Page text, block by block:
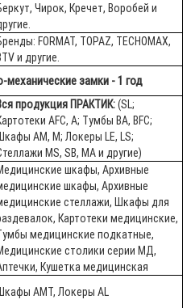
Чирок, Кречет, Воробей и
FORMAT, TOPAZ, TECHOMAX,
и другие.
механические замки - 1 год
продукция ПРАКТИК:(SL;
AFC, А; Тумбы BA, BFC;
АМ, М; Локеры LE, LS;
MS, SB, MA и другие)
шкафы, Архивные
шкафы, Архивные
стеллажи, Шкафы для
Картотеки медицинские,
медицинские подкатные,
столики серии МД,
Кушетка медицинская
AMT, Локеры AL